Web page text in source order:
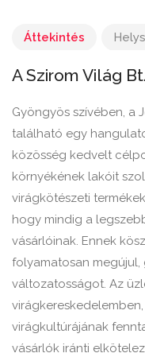
Áttekintés
A Szirom Világ
Gyöngyös szívében, a
található egy
közösség kedvelt
környékének lakóit
virágkötészeti
hogy mindig a
vásárlóinak. Ennek
folyamatosan megújul,
változatosságot. Az
virágkultúrájának
vásárlók iránti